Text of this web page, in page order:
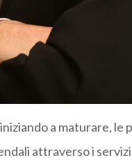
a maturare, le
attraverso i